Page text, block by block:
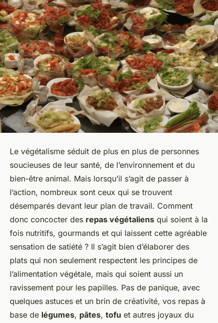
Le végétalisme séduit de plus en plus de personnes
soucieuses de leur santé, de l’environnement et du
bien-être animal. Mais lorsqu’il s’agit de passer à
l’action, nombreux sont ceux qui se trouvent
désemparés devant leur plan de travail. Comment
donc concocter des repas végétaliens qui soient à la
fois nutritifs, gourmands et qui laissent cette agréable
sensation de satiété ? Il s’agit bien d’élaborer des
plats qui non seulement respectent les principes de
l’alimentation végétale, mais qui soient aussi un
ravissement pour les papilles. Pas de panique, avec
quelques astuces et un brin de créativité, vos repas à
base de légumes, pâtes, tofu et autres joyaux du